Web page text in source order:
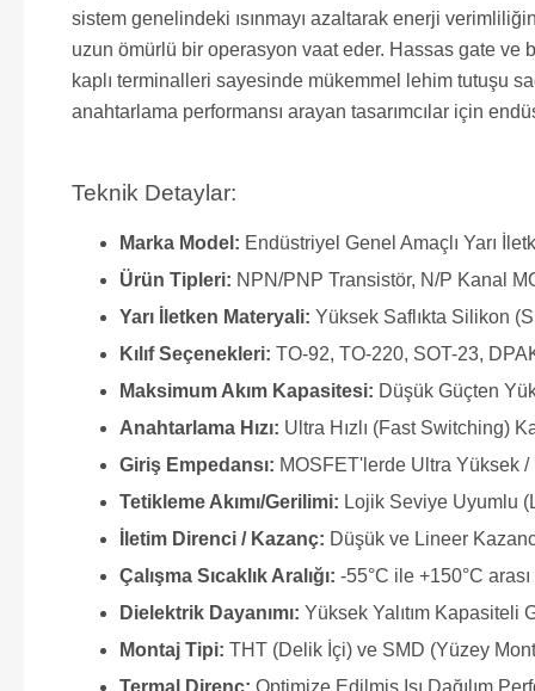
sistem genelindeki ısınmayı azaltarak enerji
uzun ömürlü bir operasyon vaat eder. Hassas gate ve
kaplı terminalleri sayesinde mükemmel lehim tutuşu
anahtarlama performansı arayan tasarımcılar için
Teknik Detaylar:
Marka Model: Endüstriyel Genel Amaçlı Yarı
Ürün Tipleri: NPN/PNP Transistör, N/P Kanal
Yarı İletken Materyali: Yüksek Saflıkta Silikon
Kılıf Seçenekleri: TO-92, TO-220, SOT-23,
Maksimum Akım Kapasitesi: Düşük Güçten
Anahtarlama Hızı: Ultra Hızlı (Fast Switching)
Giriş Empedansı: MOSFET'lerde Ultra Yüksek
Tetikleme Akımı/Gerilimi: Lojik Seviye Uyumlu
İletim Direnci / Kazanç: Düşük ve Lineer
Çalışma Sıcaklık Aralığı: -55°C ile +150°C
Dielektrik Dayanımı: Yüksek Yalıtım Kapasiteli
Montaj Tipi: THT (Delik İçi) ve SMD (Yüzey
Termal Direnç: Optimize Edilmiş Isı Dağılım